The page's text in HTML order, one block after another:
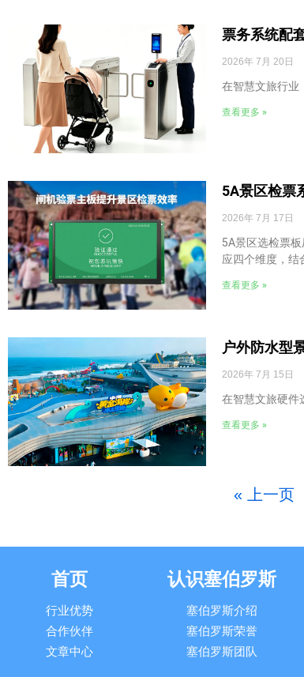
票务系统配
2026年 7月 20日
在智慧文旅行业
查看更多 »
5A景区检票
2026年 7月 17日
5A景区选检票
应四个维度，结
查看更多 »
户外防水型
2026年 7月 15日
在智慧文旅硬件
查看更多 »
« 上一页
首页
行业优势
合作伙伴
文章中心
认识塞伯罗斯
塞伯罗斯介绍
塞伯罗斯荣誉
塞伯罗斯团队